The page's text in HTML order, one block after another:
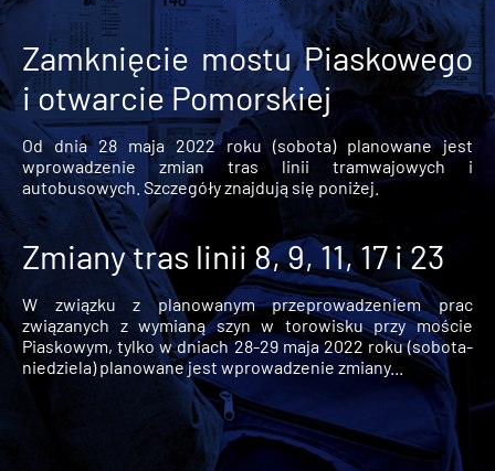
Zamknięcie mostu Piaskowego
i otwarcie Pomorskiej
Od dnia 28 maja 2022 roku (sobota) planowane jest
wprowadzenie zmian tras linii tramwajowych i
autobusowych. Szczegóły znajdują się poniżej.
Zmiany tras linii 8, 9, 11, 17 i 23
W związku z planowanym przeprowadzeniem prac
związanych z wymianą szyn w torowisku przy moście
Piaskowym, tylko w dniach 28-29 maja 2022 roku (sobota-
niedziela) planowane jest wprowadzenie zmiany...